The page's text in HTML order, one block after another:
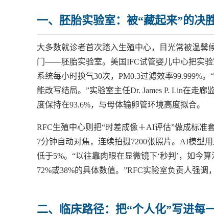
一、胚胎实验室：被“藏起来”的决
大多数就诊者首次踏入生殖中心，目光常被温馨
门——胚胎实验室。美国IFC试管婴儿中心把实验
系统每小时换气30次，PM0.3过滤效率99.999%
能改写结局。”实验室主任Dr. James P. Lin在走
度保持在93.6%，与母体输卵管环境高度拟合。
RFC生殖中心则把“时差成像＋AI评估”做成标准
7分钟自动对焦，连续拍摄7200张照片。AI模型
低于5%。“以往靠肉眼在显微镜下‘秒判’，如今
72%或38%的具体数值。”RFC实验室负责人强
二、临床路径：把“个人化”写进每